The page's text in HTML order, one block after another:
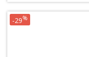
-29%